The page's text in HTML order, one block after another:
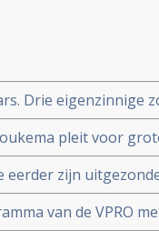
Drie eigenzinnige
pleit voor
of stoppen.
zijn
van de VPRO